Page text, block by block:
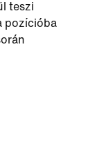
teszi
pozícióba